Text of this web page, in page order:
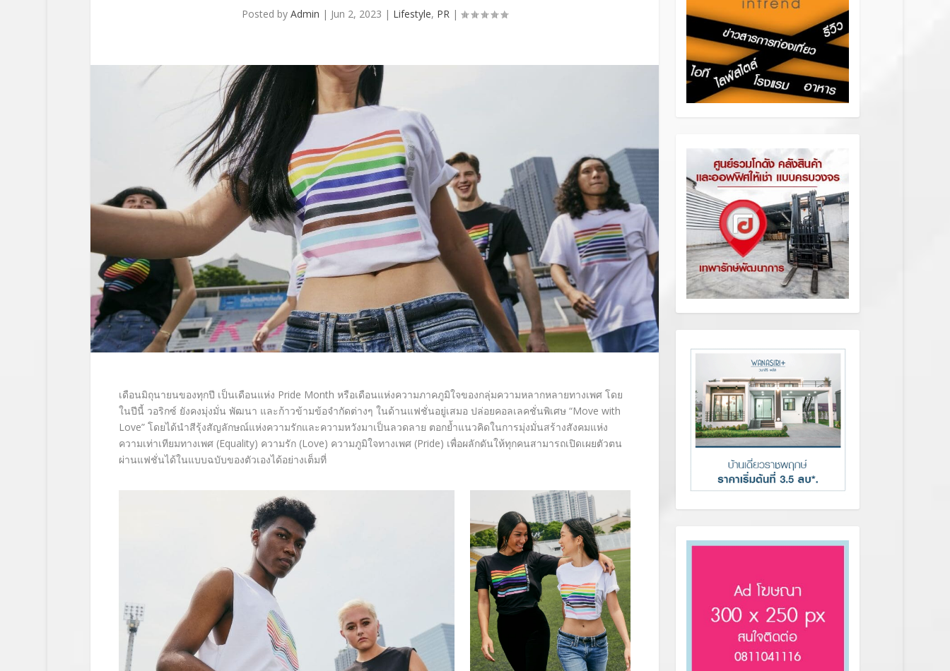
Posted by Admin | Jun 2, 2023 | Lifestyle, PR|
เดือนมิถุนายนของทุกปี เป็นเดือนแห่ง Pride Month หรือเดือนแห่งความภาคภูมิใจของกลุ่มความหลากหลายทางเพศ โดย
ในปีนี้ วอริกซ์ ยังคงมุ่งมั่น พัฒนา และก้าวข้ามข้อจำกัดต่างๆ ในด้านแฟชั่นอยู่เสมอ ปล่อยคอลเลคชั่นพิเศษ “Move with
Love” โดยได้นำสีรุ้งสัญลักษณ์แห่งความรักและความหวังมาเป็นลวดลาย ตอกย้ำแนวคิดในการมุ่งมั่นสร้างสังคมแห่ง
ความเท่าเทียมทางเพศ (Equality) ความรัก (Love) ความภูมิใจทางเพศ (Pride) เพื่อผลักดันให้ทุกคนสามารถเปิดเผยตัวตน
ผ่านแฟชั่นได้ในแบบฉบับของตัวเองได้อย่างเต็มที่